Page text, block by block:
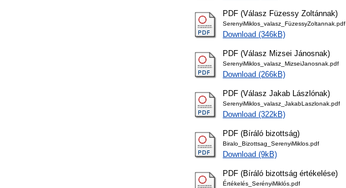
PDF (Válasz Füzessy Zoltánnak)
SerenyiMiklos_valasz_FüzessyZoltannak.pdf
Download (346kB)
PDF (Válasz Mizsei Jánosnak)
SerenyiMiklos_valasz_MizseiJanosnak.pdf
Download (266kB)
PDF (Válasz Jakab Lászlónak)
SerenyiMiklos_valasz_JakabLaszlonak.pdf
Download (322kB)
PDF (Bíráló bizottság)
Biralo_Bizottsag_SerenyiMiklos.pdf
Download (9kB)
PDF (Bíráló bizottság értékelése)
Értékelés_SerényiMiklós.pdf